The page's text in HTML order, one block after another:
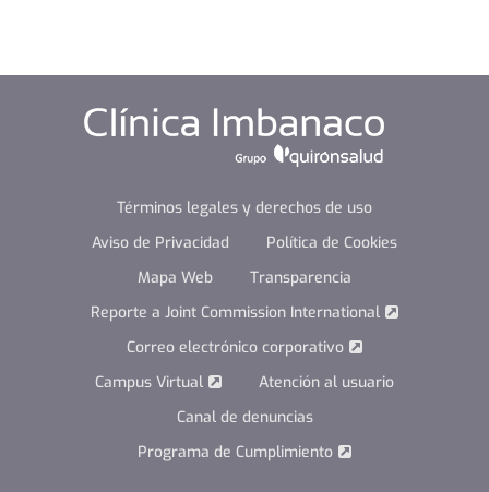
Términos legales y derechos de uso
Aviso de Privacidad
Política de Cookies
Mapa Web
Transparencia
Reporte a Joint Commission International
Correo electrónico corporativo
Campus Virtual
Atención al usuario
Canal de denuncias
Programa de Cumplimiento